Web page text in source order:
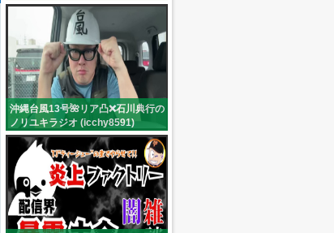
沖縄台風13号🌺リア凸❌石川典行の
ノリユキラジオ (icchy8591)